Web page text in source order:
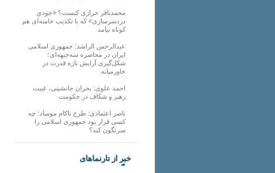
محمدباقر خرازی کیست؟ «خودیِ
دردسرسازی» که با تکذیب خامنه‌ای هم
کوتاه نیامد
عبدالرحمن الراشد: جمهوری اسلامی
ایران در محاصره سه‌جبهه‌ای؛
شکل‌گیری آرایش تازه قدرت در
خاورمیانه
احمد علوی: بحران جانشینی، غیبت
رهبر و شکاف در حکومت
ناصر اعتمادی: طرح ناکام موساد: چه
کسی قرار بود جمهوری اسلامی را
سرنگون کند؟
خبر از تارنماهای
دیگر